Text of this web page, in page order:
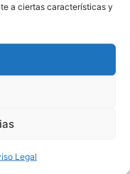
a ciertas características y
Legal